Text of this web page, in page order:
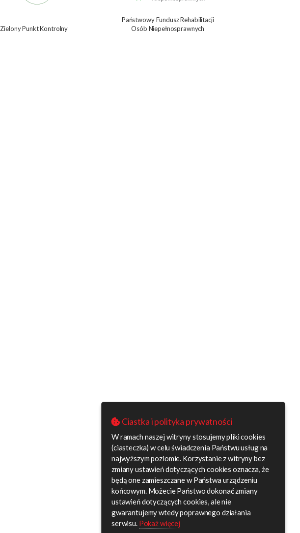
Zielony Punkt Kontrolny
Państwowy Fundusz Rehabilitacji
Osób Niepełnosprawnych
Ciastka i polityka prywatności
W ramach naszej witryny stosujemy pliki cookies
(ciasteczka) w celu świadczenia Państwu usług na
najwyższym poziomie. Korzystanie z witryny bez
zmiany ustawień dotyczących cookies oznacza, że
będą one zamieszczane w Państwa urządzeniu
końcowym. Możecie Państwo dokonać zmiany
ustawień dotyczących cookies, ale nie
gwarantujemy wtedy poprawnego działania
serwisu. Pokaż więcej